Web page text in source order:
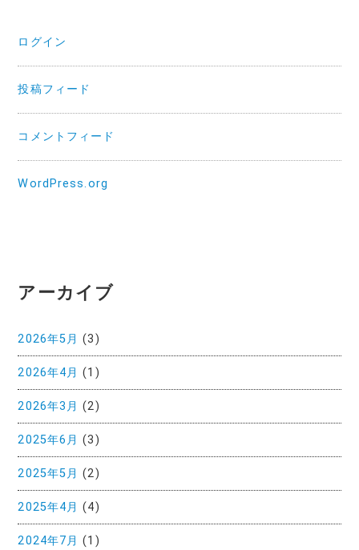
ログイン
投稿フィード
コメントフィード
WordPress.org
アーカイブ
2026年5月 (3)
2026年4月 (1)
2026年3月 (2)
2025年6月 (3)
2025年5月 (2)
2025年4月 (4)
2024年7月 (1)